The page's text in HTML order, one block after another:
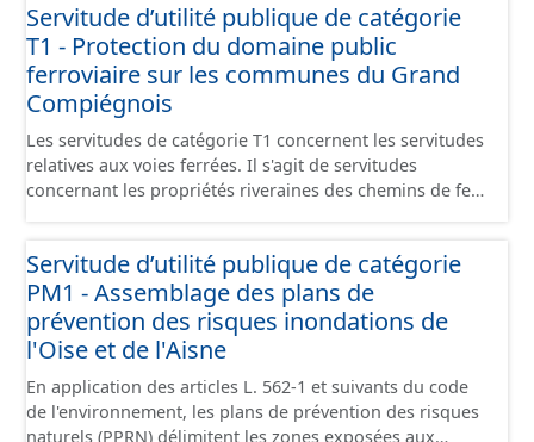
communément appelées « feuilles de plan ». La parcelle
est l’unité cadastrale de base. C’est un terrain d’un seul
tenant situé dans un même lieudit et appartenant à un
même propriétaire. Le plan cadastral au format vecteur
est issu majoritairement de numérisation du plan
cadastral papier ou raster réalisée dans le cadre de
conventions avec les collectivités territoriales. Les plans
cadastraux au format vecteur en France métropolitaine
données des feuilles de plan à la commune, elles même
regroupées à l'échelle de la Communauté de Communes
de la Plaine d'Estrées.
Servitude d’utilité publique de catégorie
T1 - Protection du domaine public
ferroviaire sur les communes du Grand
Compiégnois
Les servitudes de catégorie T1 concernent les servitudes
relatives aux voies ferrées. Il s'agit de servitudes
concernant les propriétés riveraines des chemins de fer
l'article 6 du décret du 30 octobre 1935 modifié portant
création de servitudes de visibilité sur les voies
publiques à savoir : Textes en vigueur : Loi du 15 juillet
1845 sur la police des chemins de fer - Titre Ier :
mesures relatives à la conservation des chemins de fer
(articles 1 à 11) ; Code de la voirie routière (créé par la loi
n° 89-413 et le décret n° 89-631) et notamment les
Servitude d’utilité publique de catégorie
PM1 - Assemblage des plans de
prévention des risques inondations de
l'Oise et de l'Aisne
En application des articles L. 562-1 et suivants du code
de l'environnement, les plans de prévention des risques
naturels (PPRN) délimitent les zones exposées aux